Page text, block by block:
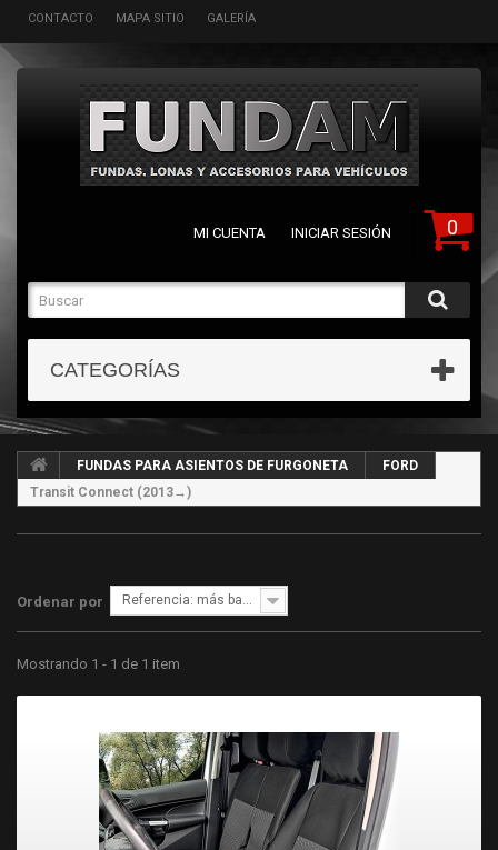
CONTACTO MAPA SITIO GALERÍA
0
MI CUENTA INICIAR SESIÓN
CATEGORÍAS
FUNDAS PARA ASIENTOS DE FURGONETA
FORD
Transit Connect (2013→)
Ordenar por Referencia: más bajo primero
Mostrando 1 - 1 de 1 item